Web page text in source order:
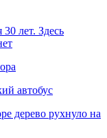
лет. Здесь
автобус
дерево рухнуло на